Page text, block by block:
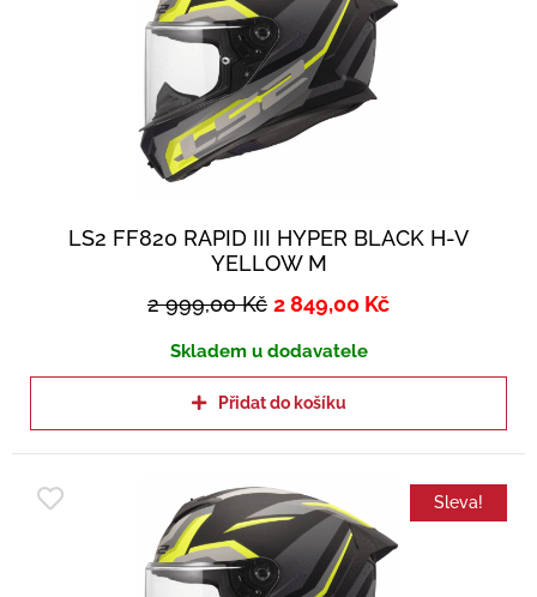
LS2 FF820 RAPID III HYPER BLACK H-V
YELLOW M
2 999,00Kč 2 849,00 Kč
Skladem u dodavatele
Přidat do košíku
Sleva!